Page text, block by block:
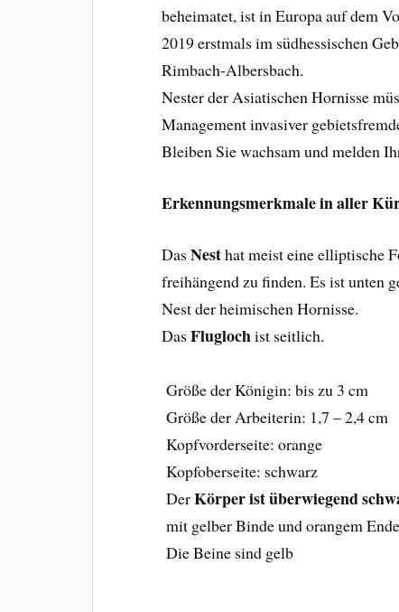
beheimatet, ist in Europa auf dem
2019 erstmals im südhessischen
Rimbach-Albersbach.
Nester der Asiatischen Hornisse
Management invasiver
Bleiben Sie wachsam und melden
Erkennungsmerkmale in aller
DasNesthat meist eine elliptische
freihängend zu finden. Es ist unten
Nest der heimischen Hornisse.
DasFluglochist seitlich.
Größe der Königin: bis zu 3 cm
Größe der Arbeiterin: 1,7 – 2,4 cm
Kopfvorderseite: orange
Kopfoberseite: schwarz
DerKörper ist überwiegend
mit gelber Binde und orangem
Die Beine sind gelb